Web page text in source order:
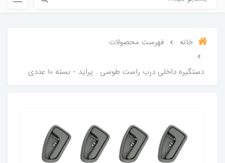
خانه فهرست محصولات
دستگیره داخلی درب راست طوسی . پراید - بسته 10 عددی